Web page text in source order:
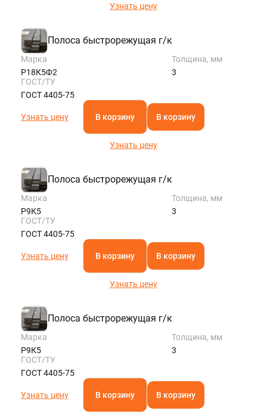
Узнать цену
Полоса быстрорежущая г/к
Марка
Р18К5Ф2
Толщина, мм
3
ГОСТ/ТУ
ГОСТ 4405-75
Узнать цену В корзину В корзину
Узнать цену
Полоса быстрорежущая г/к
Марка
Р9К5
Толщина, мм
3
ГОСТ/ТУ
ГОСТ 4405-75
Узнать цену В корзину В корзину
Узнать цену
Полоса быстрорежущая г/к
Марка
Р9К5
Толщина, мм
3
ГОСТ/ТУ
ГОСТ 4405-75
Узнать цену В корзину В корзину